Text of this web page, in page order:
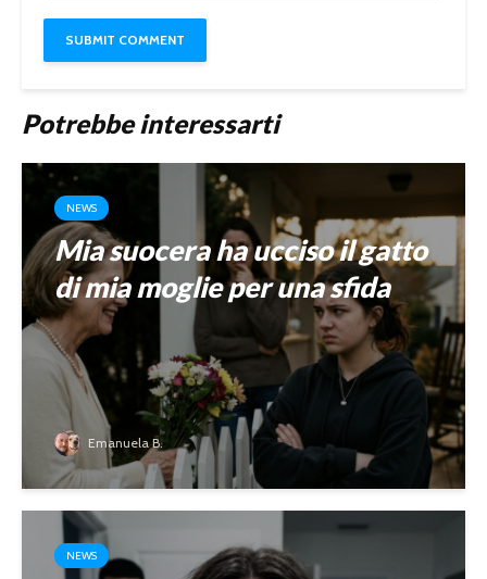
Potrebbe interessarti
NEWS
Mia suocera ha ucciso il gatto
di mia moglie per una sfida
Emanuela B.
NEWS